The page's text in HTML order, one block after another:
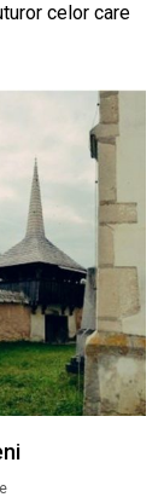
celor care